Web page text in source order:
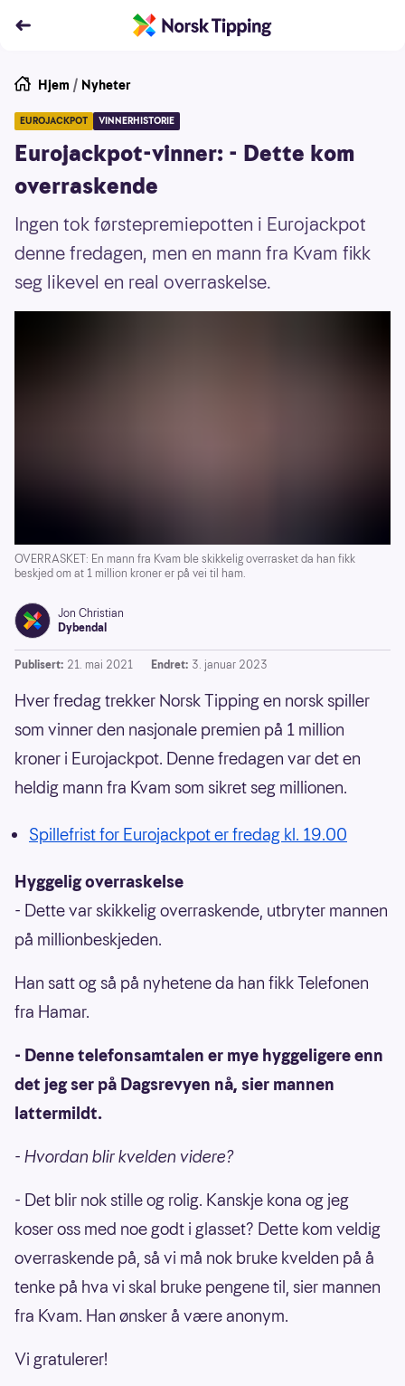
Hjem / Nyheter
EUROJACKPOT VINNERHISTORIE
Eurojackpot-vinner: - Dette kom
overraskende
Ingen tok førstepremiepotten i Eurojackpot
denne fredagen, men en mann fra Kvam fikk
seg likevel en real overraskelse.
OVERRASKET: En mann fra Kvam ble skikkelig overrasket da han fikk
beskjed om at 1 million kroner er på vei til ham.
Jon Christian
Dybendal
Publisert: 21. mai 2021 Endret: 3. januar 2023
Hver fredag trekker Norsk Tipping en norsk spiller
som vinner den nasjonale premien på 1 million
kroner i Eurojackpot. Denne fredagen var det en
heldig mann fra Kvam som sikret seg millionen.
Spillefrist for Eurojackpot er fredag kl. 19.00
Hyggelig overraskelse
- Dette var skikkelig overraskende, utbryter mannen
på millionbeskjeden.
Han satt og så på nyhetene da han fikk Telefonen
fra Hamar.
- Denne telefonsamtalen er mye hyggeligere enn
det jeg ser på Dagsrevyen nå, sier mannen
lattermildt.
- Hvordan blir kvelden videre?
- Det blir nok stille og rolig. Kanskje kona og jeg
koser oss med noe godt i glasset? Dette kom veldig
overraskende på, så vi må nok bruke kvelden på å
tenke på hva vi skal bruke pengene til, sier mannen
fra Kvam. Han ønsker å være anonym.
Vi gratulerer!